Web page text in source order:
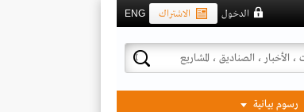
ENG الاشتراك الدخول
رسوم بيانية